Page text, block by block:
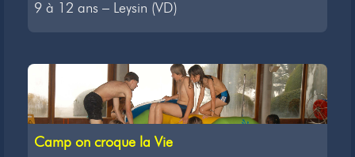
9 à 12 ans – Leysin (VD)
Camp on croque la Vie